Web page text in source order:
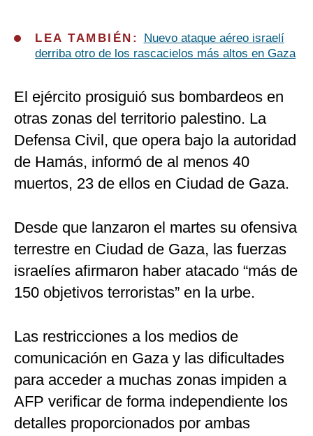
LEA TAMBIÉN:
Nuevo ataque aéreo israelí
derriba otro de los rascacielos más altos en Gaza
El ejército prosiguió sus bombardeos en
otras zonas del territorio palestino. La
Defensa Civil, que opera bajo la autoridad
de Hamás, informó de al menos 40
muertos, 23 de ellos en Ciudad de Gaza.
Desde que lanzaron el martes su ofensiva
terrestre en Ciudad de Gaza, las fuerzas
israelíes afirmaron haber atacado “más de
150 objetivos terroristas” en la urbe.
Las restricciones a los medios de
comunicación en Gaza y las dificultades
para acceder a muchas zonas impiden a
AFP verificar de forma independiente los
detalles proporcionados por ambas